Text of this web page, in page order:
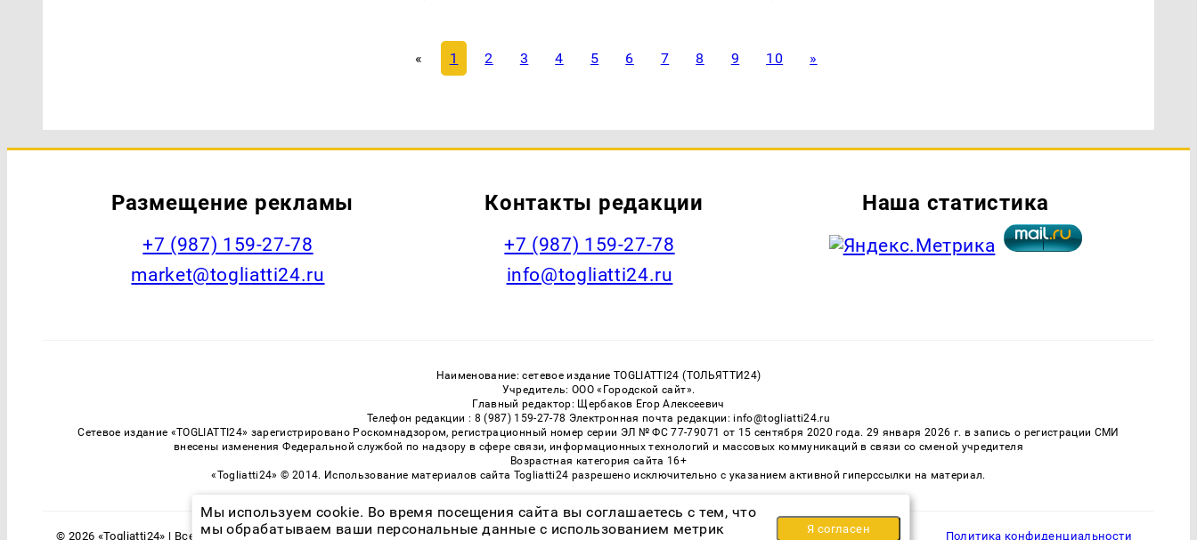
« 1 2 3 4 5 6 7 8 9 10 »
Размещение рекламы
+7 (987) 159-27-78
market@togliatti24.ru
Контакты редакции
+7 (987) 159-27-78
info@togliatti24.ru
Наша статистика
Наименование: сетевое издание TOGLIATTI24 (ТОЛЬЯТТИ24)
Учредитель: ООО «Городской сайт».
Главный редактор: Щербаков Егор Алексеевич
Телефон редакции : 8 (987) 159-27-78 Электронная почта редакции: info@togliatti24.ru
Сетевое издание «TOGLIATTI24» зарегистрировано Роскомнадзором, регистрационный номер серии ЭЛ № ФС 77-79071 от 15 сентября 2020 года. 29 января 2026 г. в запись о регистрации СМИ
внесены изменения Федеральной службой по надзору в сфере связи, информационных технологий и массовых коммуникаций в связи со сменой учредителя
Возрастная категория сайта 16+
«Togliatti24» © 2014. Использование материалов сайта Togliatti24 разрешено исключительно с указанием активной гиперссылки на материал.
© 2026 «Togliatti24» | Все права защищены Возрастная категория сайта 16+ Политика конфиденциальности
Мы используем cookie. Во время посещения сайта вы соглашаетесь с тем, что
мы обрабатываем ваши персональные данные с использованием метрик
Я согласен